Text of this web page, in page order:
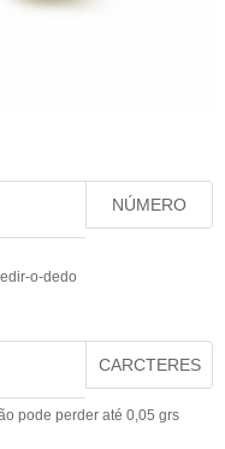
NÚMERO
o-dedo
CARCTERES
pode perder até 0,05 grs